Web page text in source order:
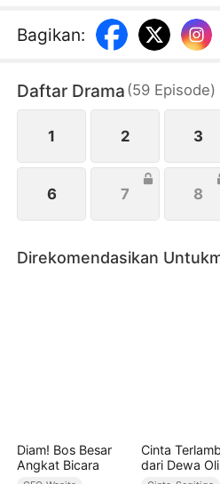
mendukung suaminya, dia
pengkhianatan dan
gala, memutus kontrak kerja
mendapatkan kembali
seorang wanita yang kuat
Bagikan:
Daftar Drama (59 Episode)
1 2 3
6 7 8
Direkomendasikan
Diam! Bos Besar
Angkat Bicara
Cinta
dari Dewa